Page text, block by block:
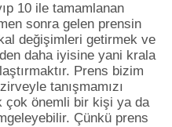
10 ile tamamlanan
sonra gelen prensin
değişimleri getirmek ve
daha iyisine yani krala
Prens bizim
tanışmamızı
çok önemli bir kişi ya da
Çünkü prens